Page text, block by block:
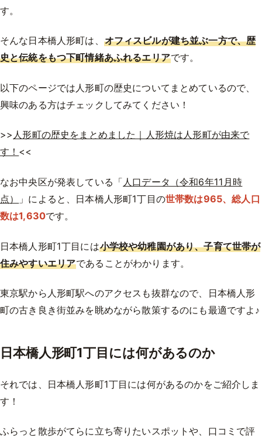
す。
そんな日本橋人形町は、 オフィスビルが建ち並ぶ一方で、歴
史と伝統をもつ下町情緒あふれるエリアです。
以下のページでは人形町の歴史についてまとめているので、
興味のある方はチェックしてみてください！
>> 人形町の歴史をまとめました｜人形焼は人形町が由来で
す！ <<
なお中央区が発表している「人口データ（令和6年11月時
点）
」によると、日本橋人形町1丁目の世帯数は965、総人口
数は1,630です。
日本橋人形町1丁目には小学校や幼稚園があり、子育て世帯が
住みやすいエリアであることがわかります。
東京駅から人形町駅へのアクセスも抜群なので、日本橋人形
町の古き良き街並みを眺めながら散策するのにも最適ですよ♪
日本橋人形町1丁目には何があるのか
それでは、日本橋人形町1丁目には何があるのかをご紹介しま
す！
ふらっと散歩がてらに立ち寄りたいスポットや、口コミで評